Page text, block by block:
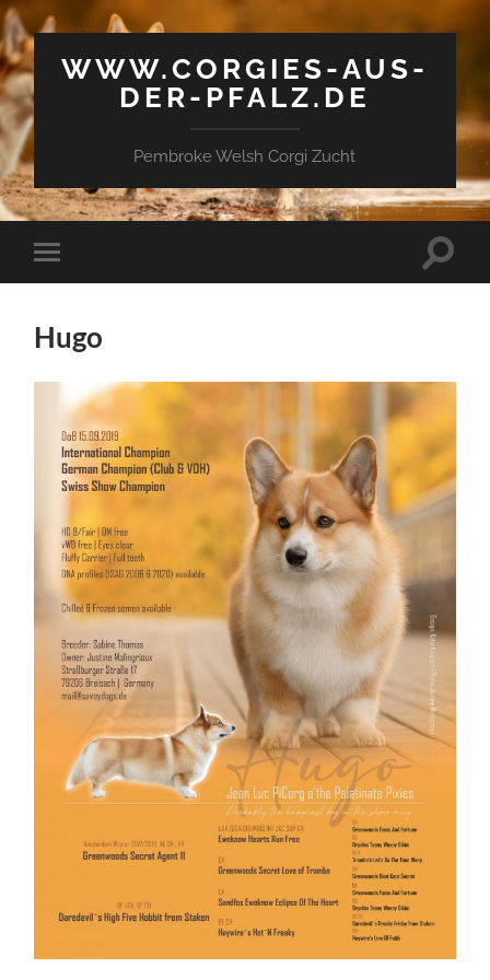
WWW.CORGIES-AUS-
DER-PFALZ.DE
Pembroke Welsh Corgi Zucht
Mobile-
Menü
Hugo